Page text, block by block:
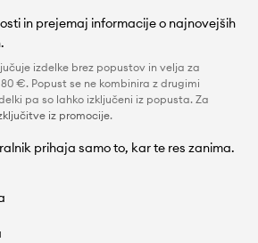
in prejemaj informacije o najnovejših
izdelke brez popustov in velja za
€. Popust se ne kombinira z drugimi
pa so lahko izključeni iz popusta. Za
iz promocije.
prihaja samo to, kar te res zanima.